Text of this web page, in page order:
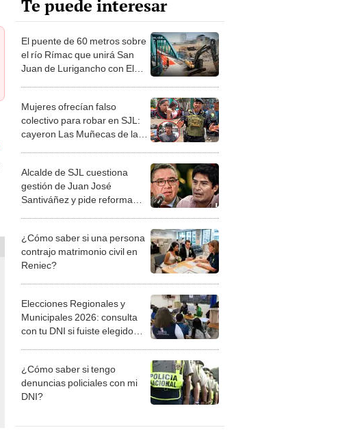
El puente de 60 metros sobre
el río Rímac que unirá San
Juan de Lurigancho con El
Agustino: así avanzan las
Mujeres ofrecían falso
colectivo para robar en SJL:
cayeron Las Muñecas de la
Mafia con armas y drogas
Alcalde de SJL cuestiona
gestión de Juan José
Santiváñez y pide reforma
policial: Hay delincuentes que
no deberían usar uniforme
¿Cómo saber si una persona
contrajo matrimonio civil en
Reniec?
Elecciones Regionales y
Municipales 2026: consulta
con tu DNI si fuiste elegido
miembro de mesa para este 4
de octubre en el link oficial de
la ONPE
¿Cómo saber si tengo
denuncias policiales con mi
DNI?
Carlincaturas